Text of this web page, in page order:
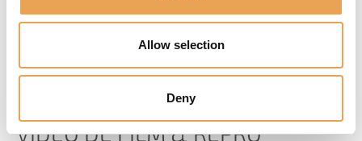
Allow selection
Deny
VIDEO DE FILM & REPRO